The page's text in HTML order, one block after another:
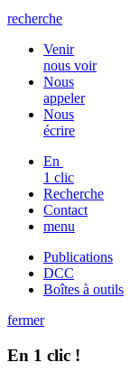
recherche
Venir
nous voir
Nous
appeler
Nous
écrire
En
1 clic
Recherche
Contact
menu
Publications
DCC
Boîtes à outils
fermer
En 1 clic !